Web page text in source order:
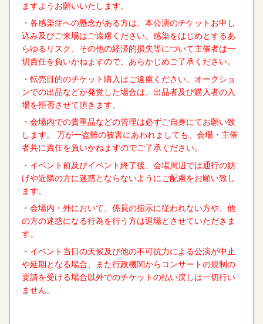
ますようお願いいたします。
・各感染症への懸念がある方は、本公演のチケットお申し
込み及びご来場はご遠慮ください。感染をはじめとするあ
らゆるリスク、その他の経済的損失等について主催者は一
切責任を負いかねますので、あらかじめご了承ください。
・転売目的のチケット購入はご遠慮ください。オークショ
ンでの出品などが発覚した場合は、出品者及び購入者の入
場を拒否させて頂きます。
・会場内での貴重品などの管理は必ずご自身にてお願い致
します。 万が一盗難の被害にあわれましても、会場・主催
者共に責任を負いかねますのでご了承ください。
・イベント前及びイベント終了後、会場周辺では通行の妨
げや近隣の方に迷惑とならないようにご配慮をお願い致し
ます。
・会場内・外において、係員の指示に従われない方や、他
の方の迷惑になる行為を行う方は退場とさせていただきま
す。
・イベント当日の天候及び他の不可抗力による公演が中止
や延期となる場合、また行政機関からコンサートの規制の
要請を受ける場合以外でのチケットの払い戻しは一切行い
ません。